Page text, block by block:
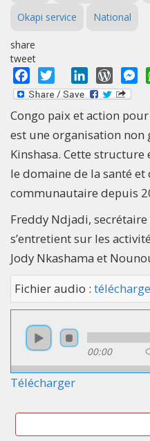
Okapi service National
share
tweet
Facebook
Twitter LinkedIn
Congo paix et action
est une organisation non
Kinshasa. Cette
le domaine de la santé
communautaire depuis
Freddy Ndjadi, secrétaire
s’entretient sur les
Jody Nkashama et
Fichier audio :
00:00
Télécharger